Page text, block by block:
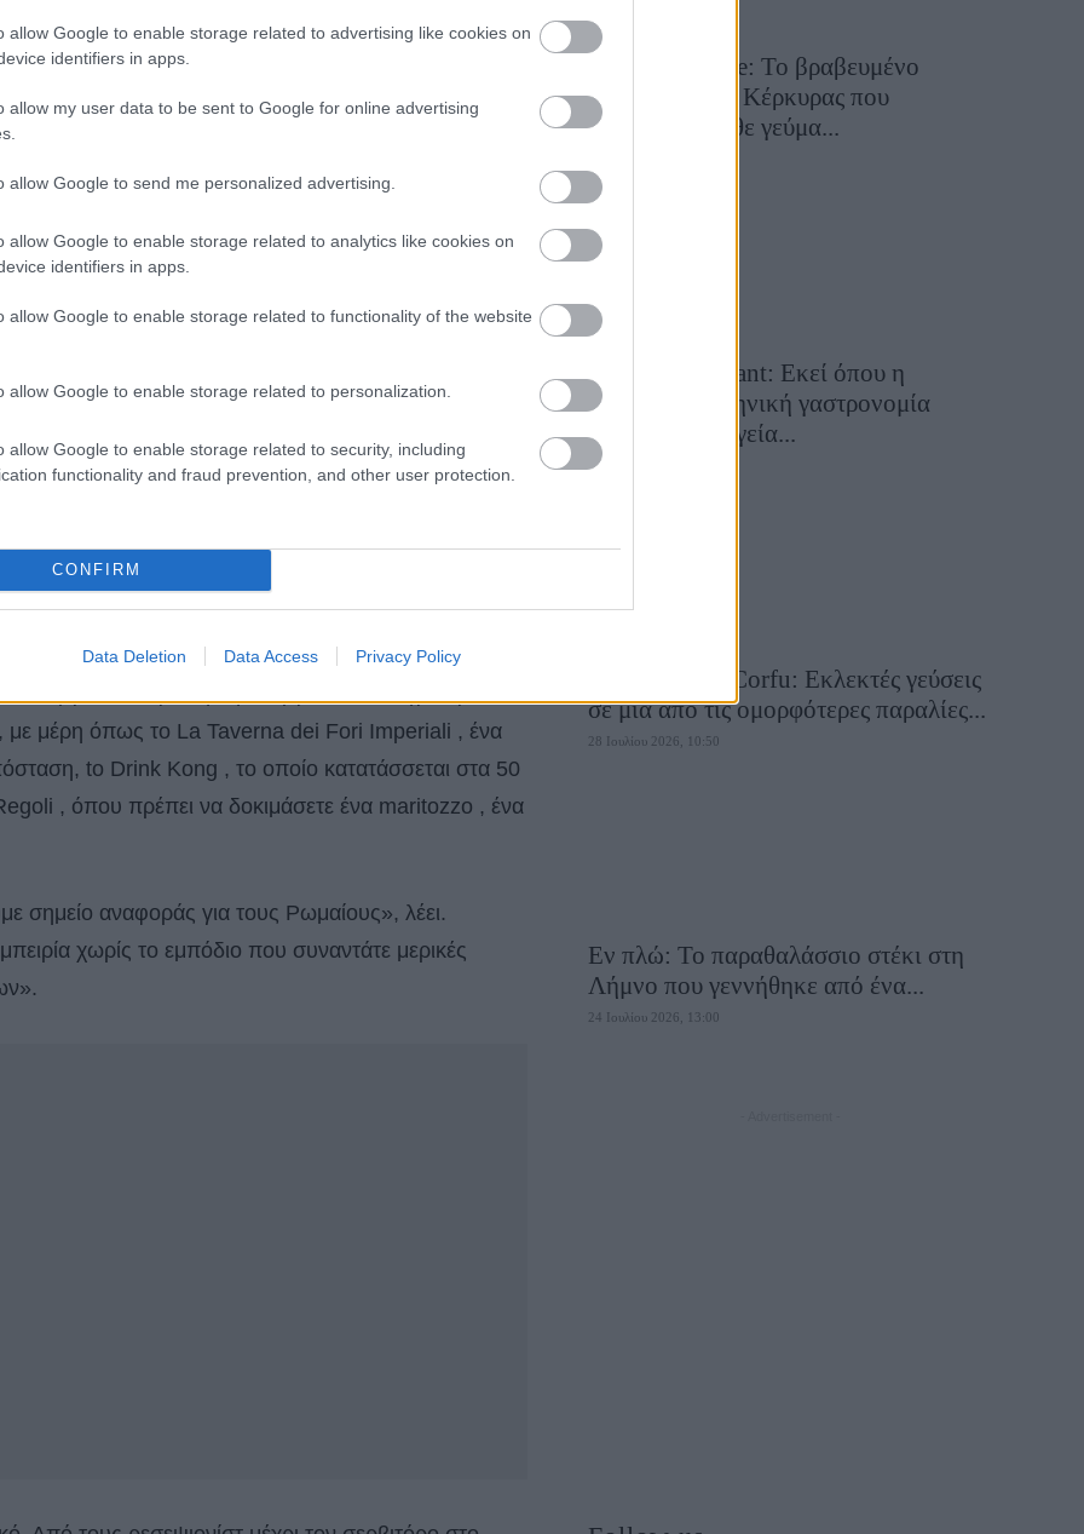
allow Google to enable storage related to advertising like cookies on
identifiers in apps.
allow my user data to be sent to Google for online advertising
allow Google to send me personalized advertising.
allow Google to enable storage related to analytics like cookies on
identifiers in apps.
allow Google to enable storage related to functionality of the website
allow Google to enable storage related to personalization.
allow Google to enable storage related to security, including
functionality and fraud prevention, and other user protection.
CONFIRM
Data Deletion Data Access Privacy Policy
πολυτελές boutique ξενοδοχείο της Ρώμης. Είναι
το οποίο βρίσκεται πίσω από το La
γαλλικές Άλπεις, και τώρα στην ιταλική
ταξιδιώτες που ήθελαν να δουν μια εναλλακτική
πέντε αστέρων που άνοιξε στο Monti, μια
και ζωντανά εστιατόρια και μπαρ που
Παρά το γεγονός ότι βρίσκεται σε μικρή
Αγορά, το Monti έχει διατηρήσει κατά κάποιο
καταστημάτων ή τουριστικές παγίδες εδώ. Και
ξενοδοχείο σε αυτή τη γειτονιά μέχρι τώρα.
έξω από το ξενοδοχείο
λέει στο T+L ο Andrea Ronchetti, ο γενικός
εργάζονται για τη δημιουργία ενός οδηγού για τα
με μέρη όπως το La Taverna dei Fori Imperiali , ένα
tο Drink Kong , το οποίο κατατάσσεται στα 50
, όπου πρέπει να δοκιμάσετε ένα maritozzo , ένα
σημείο αναφοράς για τους Ρωμαίους», λέει.
χωρίς το εμπόδιο που συναντάτε μερικές
Toula’s Seaside: Το βραβευμένο
εστιατόριο της Κέρκυρας που
μετατρέπει κάθε γεύμα...
Cavos Restaurant: Εκεί όπου η
αυθεντική ελληνική γαστρονομία
συναντά τη μαγεία...
28 Ιουλίου 2026, 10:58
Aiolia Avlaki Corfu: Εκλεκτές γεύσεις
σε μία από τις ομορφότερες παραλίες...
28 Ιουλίου 2026, 10:50
Εν πλώ: Το παραθαλάσσιο στέκι στη
Λήμνο που γεννήθηκε από ένα...
24 Ιουλίου 2026, 13:00